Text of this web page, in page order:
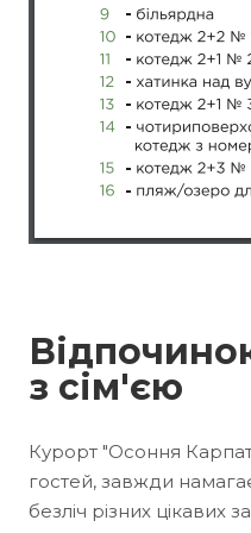
з сім'єю
Курорт "Осоння
гостей, завжди
безліч різних цікавих